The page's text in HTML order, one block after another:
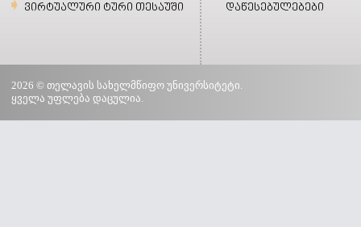
ვირტუალური ტური თესაუში
დაწესებულებები
2026 © თელავის სახელმწიფო უნივერსიტეტი.
ყველა უფლება დაცულია.